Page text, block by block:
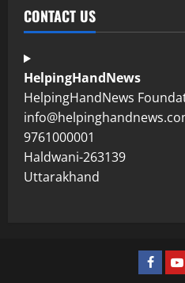
CONTACT US
HelpingHandNews
HelpingHandNews
9761000001
Haldwani-263139
Uttarakhand